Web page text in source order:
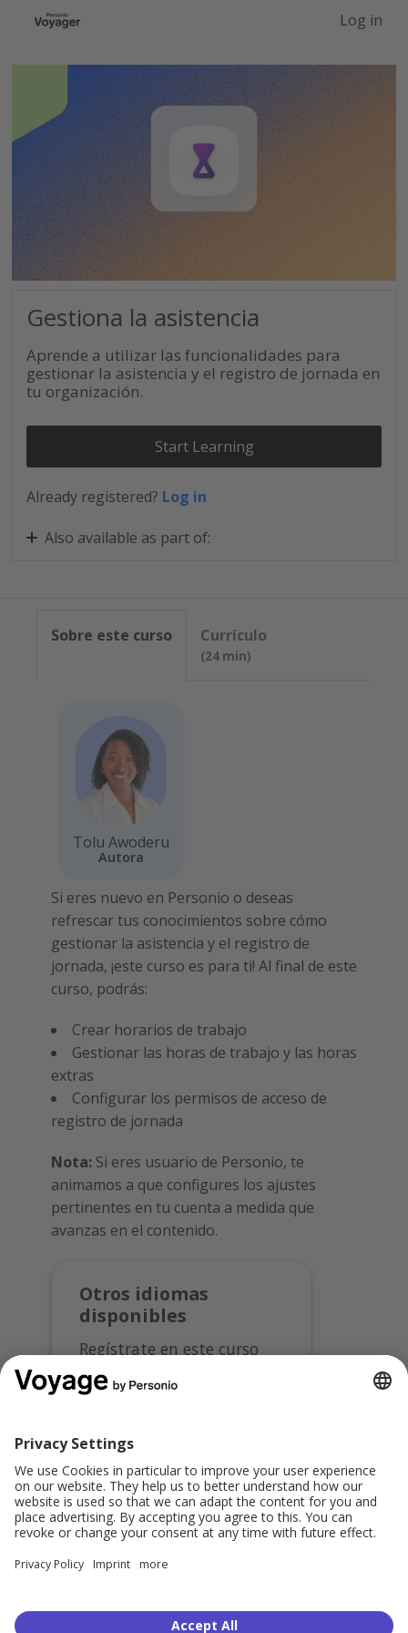
Log in
Gestiona la asistencia
Aprende a utilizar las funcionalidades para
gestionar la asistencia y el registro de jornada en
tu organización.
Start Learning
Already registered? Log in
Also available as part of:
Sobre este curso
Tolu Awoderu
Autora
Si eres nuevo en Personio o deseas
refrescar tus conocimientos sobre cómo
gestionar la asistencia y el registro de
jornada, ¡este curso es para ti! Al final de este
curso, podrás:
Crear horarios de trabajo
Gestionar las horas de trabajo y las horas
extras
Configurar los permisos de acceso de
registro de jornada
Nota: Si eres usuario de Personio, te
animamos a que configures los ajustes
pertinentes en tu cuenta a medida que
avanzas en el contenido.
Otros idiomas
disponibles
Regístrate en este curso
en:
Comparte:
Currículo
24 min